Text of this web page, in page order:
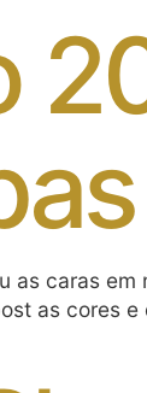
as caras
as cores